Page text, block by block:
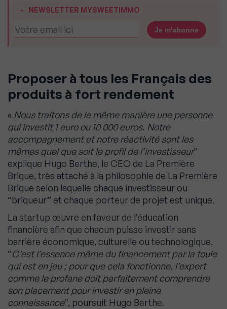
NEWSLETTER MYSWEETIMMO
Proposer à tous les Français des
produits à fort rendement
« Nous traitons de la même manière une personne
qui investit 1 euro ou 10 000 euros. Notre
accompagnement et notre réactivité sont les
mêmes quel que soit le profil de l’investisseur”
explique Hugo Berthe, le CEO de La Première
Brique, très attaché à la philosophie de La Première
Brique selon laquelle chaque investisseur ou
“briqueur” et chaque porteur de projet est unique.
La startup œuvre en faveur de l’éducation
financière afin que chacun puisse investir sans
barrière économique, culturelle ou technologique.
“C’est l’essence même du financement par la foule
qui est en jeu ; pour que cela fonctionne, l’expert
comme le profane doit parfaitement comprendre
son placement pour investir en pleine
connaissance”, poursuit Hugo Berthe.